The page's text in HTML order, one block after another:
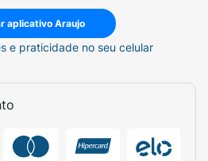
aplicativo Araujo
e praticidade no seu celular